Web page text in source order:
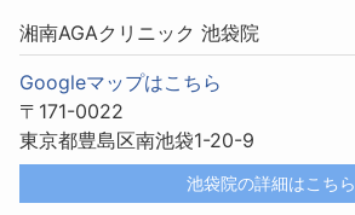
湘南AGAクリニック 池袋院
Googleマップはこちら
〒171-0022
東京都豊島区南池袋1-20-9
池袋院の詳細はこちら